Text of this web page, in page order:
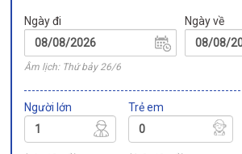
Ngày đi
Âm lịch: Thứ bảy 26/6
Ngày về
Người lớn Trẻ em